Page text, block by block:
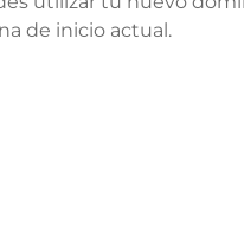
de inicio actual.